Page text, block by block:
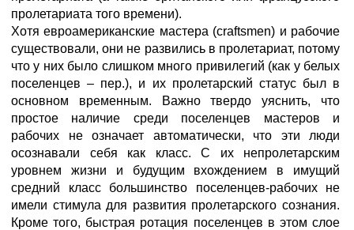
пролетариата того времени).
Хотя евроамериканские мастера (craftsmen) и рабочие
существовали, они не развились в пролетариат, потому
что у них было слишком много привилегий (как у белых
поселенцев – пер.), и их пролетарский статус был в
основном временным. Важно твердо уяснить, что
простое наличие среди поселенцев мастеров и
рабочих не означает автоматически, что эти люди
осознавали себя как класс. С их непролетарским
уровнем жизни и будущим вхождением в имущий
средний класс большинство поселенцев-рабочих не
имели стимула для развития пролетарского сознания.
Кроме того, быстрая ротация поселенцев в этом слое